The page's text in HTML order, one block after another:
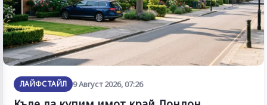
ЛАЙФСТАЙЛ 9 Август 2026, 07:26